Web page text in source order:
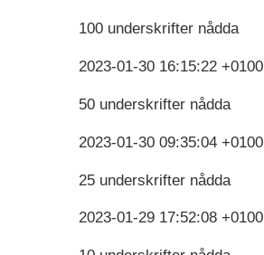
100 underskrifter nådda
2023-01-30 16:15:22 +0100
50 underskrifter nådda
2023-01-30 09:35:04 +0100
25 underskrifter nådda
2023-01-29 17:52:08 +0100